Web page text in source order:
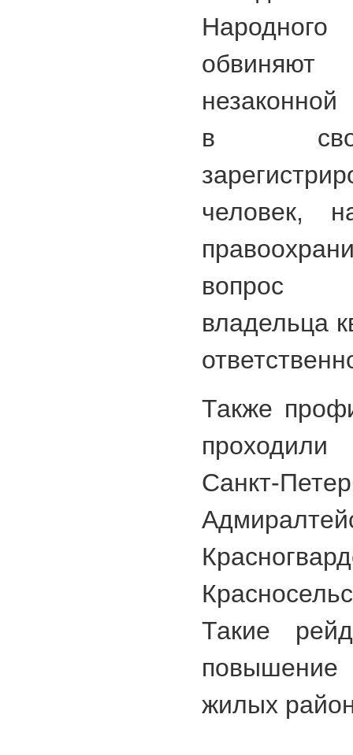
в
человек,
вопрос
владельца
Также
Санкт-
Такие
жилых